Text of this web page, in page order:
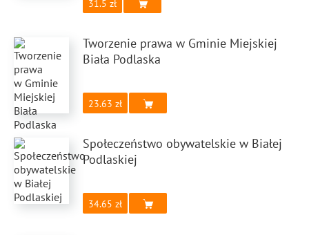
31.5
Tworzenie prawa w Gminie Miejskiej
Biała Podlaska
23.63
Społeczeństwo obywatelskie w Białej
Podlaskiej
34.65